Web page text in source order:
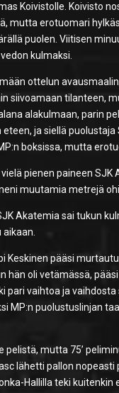
Koivistolle. Koivisto
mutta erotuomari
puolen. Viitisen
kulmaksi.
ottelun
siivoamaan tilanteen,
alakulmaan, parin
ja siellä
boksissa, mutta
vielä pienen paineen
muutamia metrejä
Akatemia sai tukun
aikaan.
Keskinen pääsi
hän oli vetämässä,
pari vaihtoa ja
MP:n puolustuslinjan
pelistä, mutta 75’
lähetti pallon
Hallilla teki